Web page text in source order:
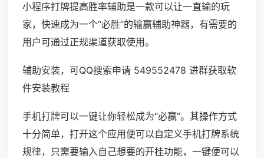
小程序打牌提高胜率辅助是一款可以让一直输的玩
家，快速成为一个“必胜”的输赢辅助神器，有需要的
用户可通过正规渠道获取使用。
辅助安装，可QQ搜索申请 549552478 进群获取软
件安装教程
手机打牌可以一键让你轻松成为“必赢”。其操作方式
十分简单，打开这个应用便可以自定义手机打牌系统
规律，只需要输入自己想要的开挂功能，一键便可以